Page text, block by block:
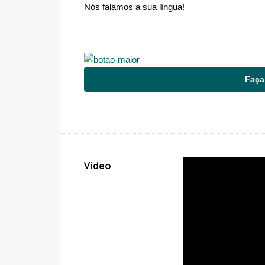
Nós falamos a sua língua!
Video